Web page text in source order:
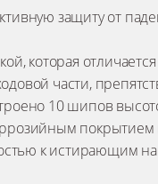
защиту от
которая
части,
10 шипов
к истирающим